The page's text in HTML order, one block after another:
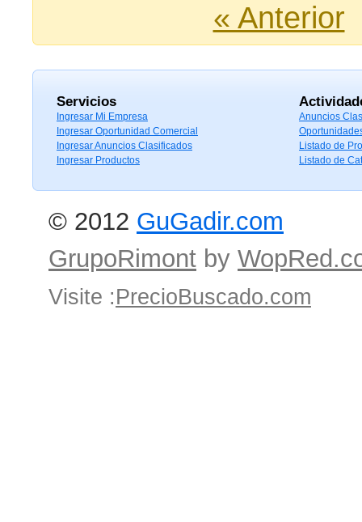
« Anterior
Servicios
Ingresar Mi Empresa
Ingresar Oportunidad Comercial
Ingresar Anuncios Clasificados
Ingresar Productos
Anuncios
Listado de
Listado de
© 2012 GuGadir.com
GrupoRimont by
Visite :PrecioBuscado.com